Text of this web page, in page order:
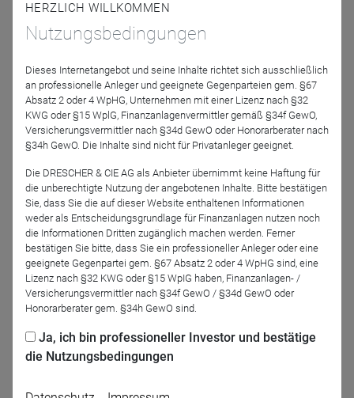
Referenten
Jörg Moshuber
Amundi Deutschland
GmbH
Jetzt für das Partner-Webinar anmelden
Zurück
HERZLICH WILLKOMMEN
Nutzungsbedingungen
Dieses Internetangebot und seine Inhalte richtet sich ausschließlich
an professionelle Anleger und geeignete Gegenparteien gem. §67
Absatz 2 oder 4 WpHG, Unternehmen mit einer Lizenz nach §32
KWG oder §15 WplG, Finanzanlagenvermittler gemäß §34f GewO,
Versicherungsvermittler nach §34d GewO oder Honorarberater nach
§34h GewO. Die Inhalte sind nicht für Privatanleger geeignet.
Die DRESCHER & CIE AG als Anbieter übernimmt keine Haftung für
die unberechtigte Nutzung der angebotenen Inhalte. Bitte bestätigen
Sie, dass Sie die auf dieser Website enthaltenen Informationen
weder als Entscheidungsgrundlage für Finanzanlagen nutzen noch
die Informationen Dritten zugänglich machen werden. Ferner
bestätigen Sie bitte, dass Sie ein professioneller Anleger oder eine
geeignete Gegenpartei gem. §67 Absatz 2 oder 4 WpHG sind, eine
Lizenz nach §32 KWG oder §15 WpIG haben, Finanzanlagen- /
Versicherungsvermittler nach §34f GewO / §34d GewO oder
Honorarberater gem. §34h GewO sind.
Ja, ich bin professioneller Investor und bestätige
die Nutzungsbedingungen